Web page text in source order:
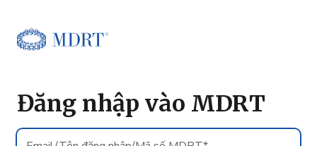
Đăng nhập vào MDRT
Email/Tên